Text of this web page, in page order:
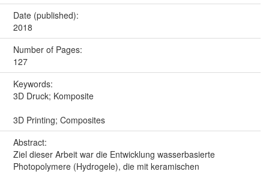
Date (published):
2018
Number of Pages:
127
Keywords:
3D Druck; Komposite
3D Printing; Composites
Abstract:
Ziel dieser Arbeit war die Entwicklung wasserbasierte
Photopolymere (Hydrogele), die mit keramischen